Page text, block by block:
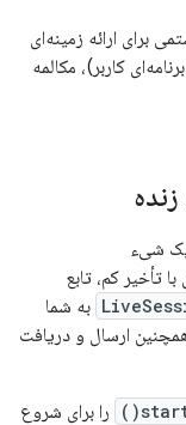
برای ارائه زمینه‌ای
کاربر)، مکالمه
یک شیء
تأخیر کم، تابع
به شما
ارسال و دریافت
را برای شروع